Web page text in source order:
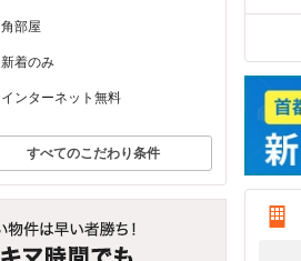
角部屋
新着のみ
インターネット無料
すべてのこだわり条件